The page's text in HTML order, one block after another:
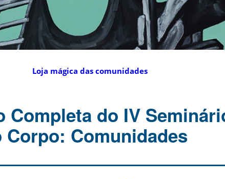
Loja mágica das comunidades
Completa do IV
Corpo: Comunidades